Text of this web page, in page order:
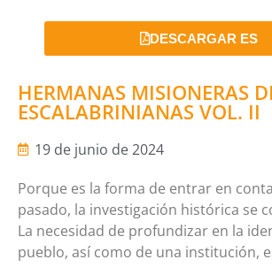
DESCARGAR ES
HERMANAS MISIONERAS
ESCALABRINIANAS VOL. II
19 de junio de 2024
Porque es la forma de entrar en
pasado, la investigación histórica se
La necesidad de profundizar en la
pueblo, así como de una institución,